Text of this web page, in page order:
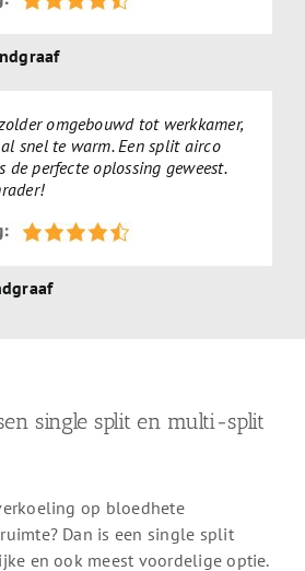
omgebouwd tot werkkamer,
snel te warm. Een split airco
de perfecte oplossing geweest.
single split en multi-split
op bloedhete
Dan is een single split
en ook meest voordelige optie.